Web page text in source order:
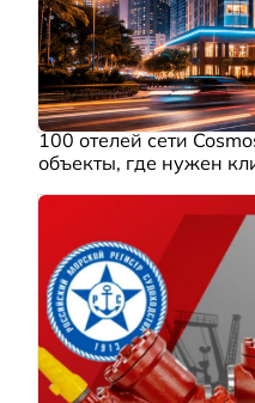
100 отелей сети
объекты, где нужен